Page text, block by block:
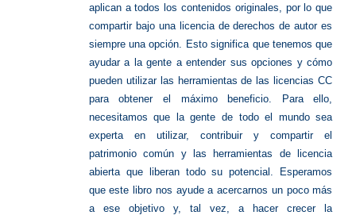
aplican a todos los contenidos originales, por lo que
compartir bajo una licencia de derechos de autor es
siempre una opción. Esto significa que tenemos que
ayudar a la gente a entender sus opciones y cómo
pueden utilizar las herramientas de las licencias CC
para obtener el máximo beneficio. Para ello,
necesitamos que la gente de todo el mundo sea
experta en utilizar, contribuir y compartir el
patrimonio común y las herramientas de licencia
abierta que liberan todo su potencial. Esperamos
que este libro nos ayude a acercarnos un poco más
a ese objetivo y, tal vez, a hacer crecer la